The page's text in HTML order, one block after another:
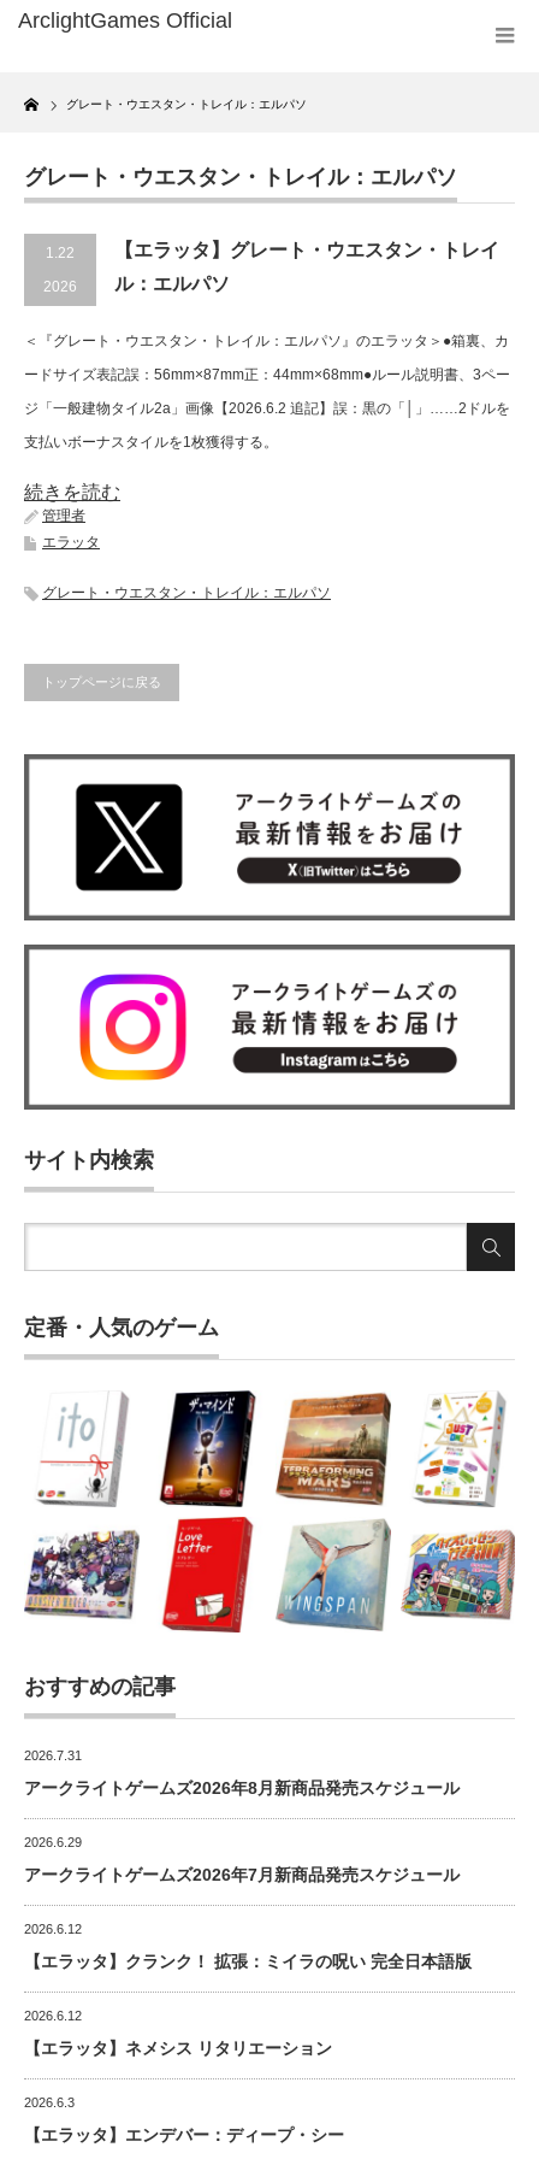
Home
グレート・ウエスタン・トレイル：エルパソ
グレート・ウエスタン・トレイル：エルパソ
1.22
2026
【エラッタ】グレート・ウエスタン・トレイ
ル：エルパソ
＜『グレート・ウエスタン・トレイル：エルパソ』のエラッタ＞●箱裏、カ
ードサイズ表記誤：56mm×87mm正：44mm×68mm●ルール説明書、3ペー
ジ「一般建物タイル2a」画像【2026.6.2 追記】誤：黒の「│」……2ドルを
支払いボーナスタイルを1枚獲得する。
続きを読む
管理者
エラッタ
グレート・ウエスタン・トレイル：エルパソ
トップページに戻る
サイト内検索
定番・人気のゲーム
おすすめの記事
2026.7.31
アークライトゲームズ2026年8月新商品発売スケジュール
2026.6.29
アークライトゲームズ2026年7月新商品発売スケジュール
2026.6.12
【エラッタ】クランク！ 拡張：ミイラの呪い 完全日本語版
2026.6.12
【エラッタ】ネメシス リタリエーション
2026.6.3
【エラッタ】エンデバー：ディープ・シー